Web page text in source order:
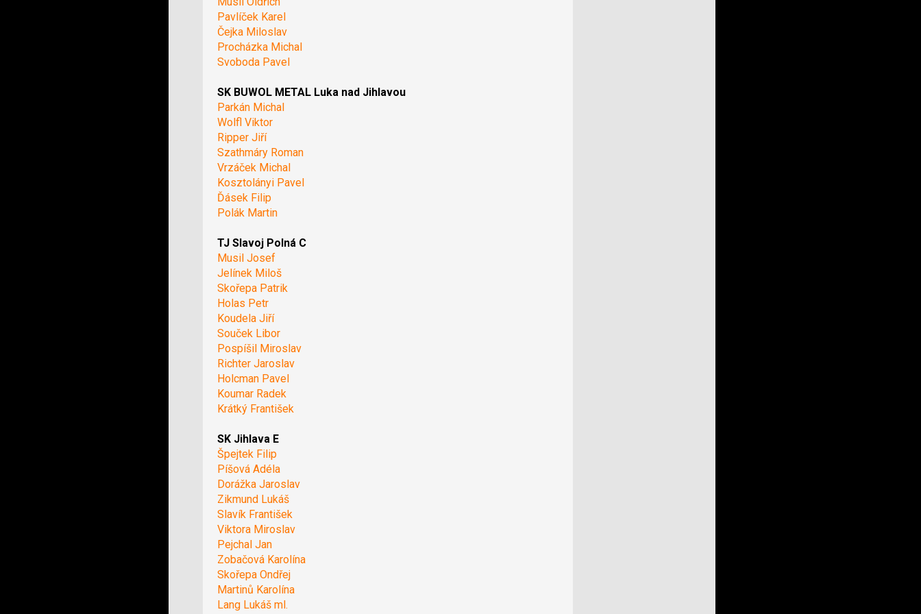
Pavlíček Karel
Čejka Miloslav
Procházka Michal
Svoboda Pavel
SK BUWOL METAL Luka nad Jihlavou
Parkán Michal
Wolfl Viktor
Ripper Jiří
Szathmáry Roman
Vrzáček Michal
Kosztolányi Pavel
Ďásek Filip
Polák Martin
TJ Slavoj Polná C
Musil Josef
Jelínek Miloš
Skořepa Patrik
Holas Petr
Koudela Jiří
Souček Libor
Pospíšil Miroslav
Richter Jaroslav
Holcman Pavel
Koumar Radek
Krátký František
SK Jihlava E
Špejtek Filip
Píšová Adéla
Dorážka Jaroslav
Zikmund Lukáš
Slavík František
Viktora Miroslav
Pejchal Jan
Zobačová Karolína
Skořepa Ondřej
Martinů Karolína
Lang Lukáš ml.